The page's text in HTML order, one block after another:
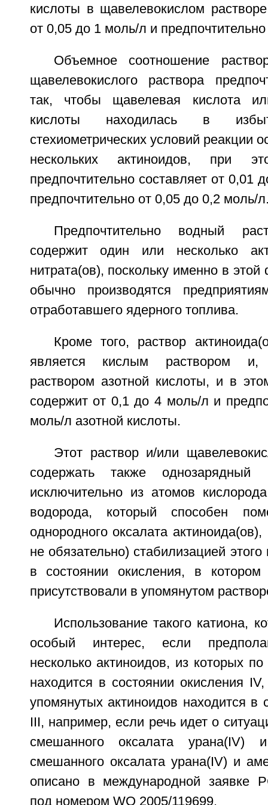
кислоты в щавелевокислом
от 0,05 до 1 моль/л и
Объемное соотношение
щавелевокислого раствора
так, чтобы щавелевая кислота
кислоты находилась в
стехиометрических условий реакции
нескольких актиноидов, при
предпочтительно составляет от 0,01
предпочтительно от 0,05 до 0,2 моль/
Предпочтительно водный
содержит один или несколько
нитрата(ов), поскольку именно в
обычно производятся
отработавшего ядерного топлива.
Кроме того, раствор
является кислым раствором и,
раствором азотной кислоты, и в
содержит от 0,1 до 4 моль/л и
моль/л азотной кислоты.
Этот раствор и/или
содержать также однозарядный
исключительно из атомов
водорода, который способен
однородного оксалата
не обязательно) стабилизацией
в состоянии окисления, в котором
присутствовали в упомянутом
Использование такого катиона,
особый интерес, если
несколько актиноидов, из которых
находится в состоянии окисления
упомянутых актиноидов находится в
III, например, если речь идет о
смешанного оксалата урана(IV)
смешанного оксалата урана(IV) и
описано в международной заявке
под номером WO 2005/119699.